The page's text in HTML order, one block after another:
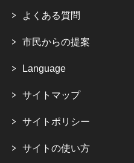
よくある質問
市民からの提案
Language
サイトマップ
サイトポリシー
サイトの使い方